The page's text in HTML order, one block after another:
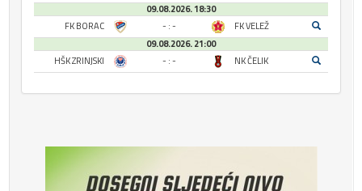
09.08.2026. 18:30
FK BORAC
- : -
FK VELEŽ
09.08.2026. 21:00
HŠK ZRINJSKI
- : - NK ČELIK